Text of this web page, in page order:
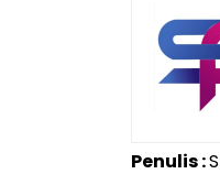
Penulis :